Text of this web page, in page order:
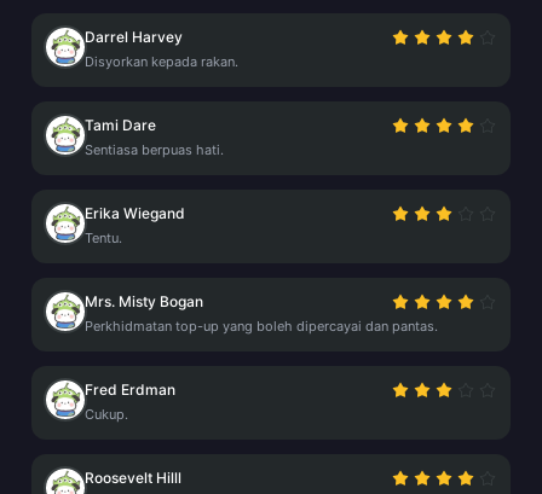
Darrel Harvey
Disyorkan kepada rakan.
Tami Dare
Sentiasa berpuas hati.
Erika Wiegand
Tentu.
Mrs. Misty Bogan
Perkhidmatan top-up yang boleh dipercayai dan pantas.
Fred Erdman
Cukup.
Roosevelt Hilll